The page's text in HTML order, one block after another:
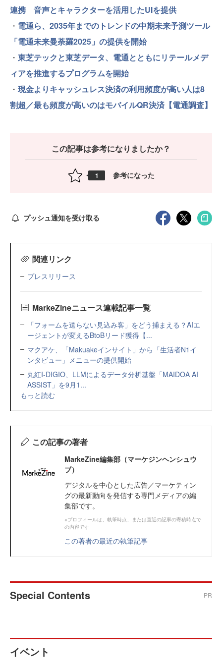
連携 音声とキャラクターを活用したUIを提供
・ 電通ら、2035年までのトレンドの中期未来予測ツール
「電通未来曼荼羅2025」の提供を開始
・ 東芝テックと東芝データ、電通とともにリテールメデ
ィアを推進するプログラムを開始
・ 現金よりキャッシュレス決済の利用頻度が高い人は8
割超／最も頻度が高いのはモバイルQR決済【電通調査】
この記事は参考になりましたか？
1 参考になった
プッシュ通知を受け取る
関連リンク
プレスリリース
MarkeZineニュース連載記事一覧
「フォームを送らない見込み客」をどう捕まえる？AIエ
ージェントが変えるBtoBリード獲得【...
マクアケ、「Makuakeインサイト」から「生活者N1イ
ンタビュー」メニューの提供開始
丸紅I-DIGIO、LLMによるデータ分析基盤「MAIDOA AI
ASSIST」を9月1...
もっと読む
この記事の著者
MarkeZine編集部（マーケジンヘンシュウ
ブ）
デジタルを中心とした広告／マーケティン
グの最新動向を発信する専門メディアの編
集部です。
※プロフィールは、執筆時点、または直近の記事の寄稿時点で
の内容です
この著者の最近の執筆記事
Special Contents PR
イベント